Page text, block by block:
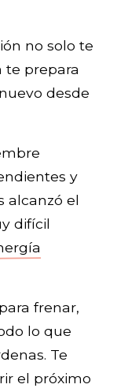
no solo te
prepara
desde
y
alcanzó el
difícil
frenar,
lo que
Te
el próximo